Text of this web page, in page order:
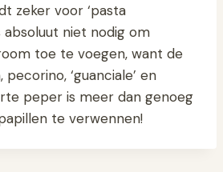
zeker voor ‘pasta
absoluut niet nodig om
toe te voegen, want de
‘guanciale’ en
peper is meer dan genoeg
te verwennen!